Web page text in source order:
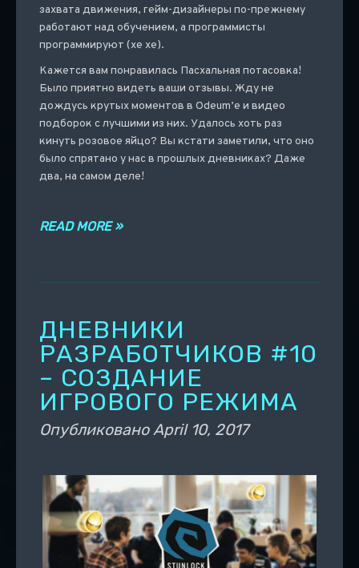
захвата движения, гейм-дизайнеры по-прежнему
работают над обучением, а программисты
программируют (хе хе).
Кажется вам понравилась Пасхальная потасовка!
Было приятно видеть ваши отзывы. Жду не
дождусь крутых моментов в Odeum’е и видео
подборок с лучшими из них. Удалось хоть раз
кинуть розовое яйцо? Вы кстати заметили, что оно
было спрятано у нас в прошлых дневниках? Даже
два, на самом деле!
READ MORE »
ДНЕВНИКИ
РАЗРАБОТЧИКОВ #10
– СОЗДАНИЕ
ИГРОВОГО РЕЖИМА
ОпубликованоApril 10, 2017